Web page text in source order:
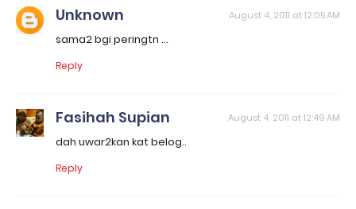
Unknown August 4, 2011 at 12:05 AM
sama2 bgi peringtn ...
Reply
Fasihah Supian August 4, 2011 at 12:49 AM
dah uwar2kan kat belog..
Reply